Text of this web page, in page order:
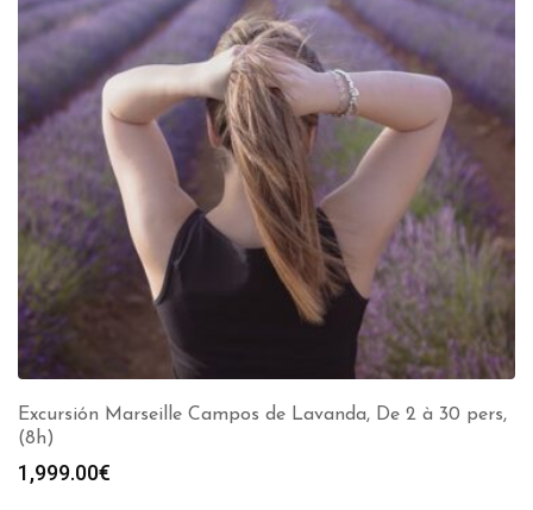
Excursión Marseille Campos de Lavanda, De 2 à 30 pers,
(8h)
1,999.00€